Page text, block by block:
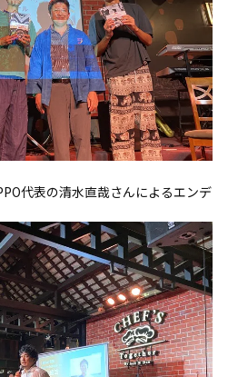
代表の清水直哉さんによるエンデ